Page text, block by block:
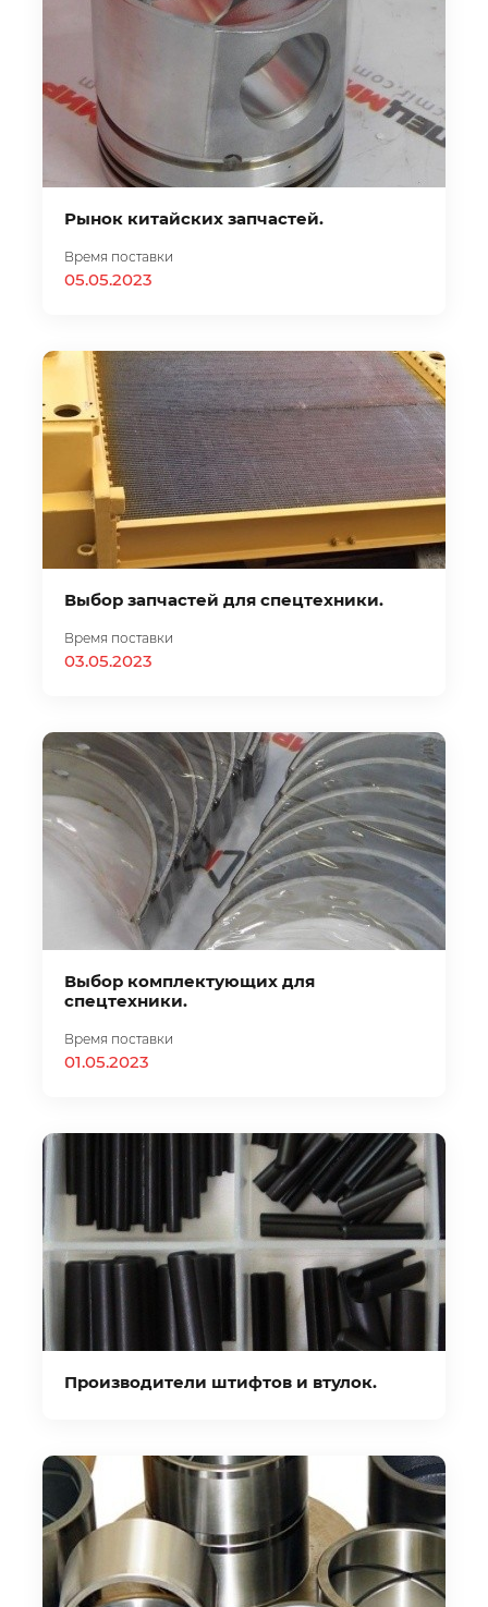
Рынок китайских запчастей.
Время поставки
05.05.2023
Выбор запчастей для спецтехники.
Время поставки
03.05.2023
Выбор комплектующих для
спецтехники.
Время поставки
01.05.2023
Производители штифтов и втулок.